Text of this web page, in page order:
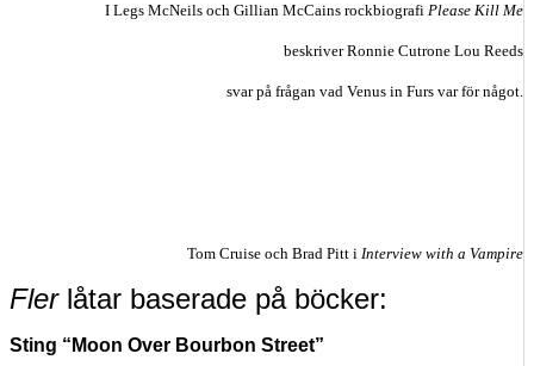
I Legs McNeils och Gillian McCains rockbiografi Please Kill Me
beskriver Ronnie Cutrone Lou Reeds
svar på frågan vad Venus in Furs var för något.
Tom Cruise och Brad Pitt i Interview with a Vampire
Flerlåtar baserade på böcker:
Sting “ Moon Over Bourbon Street”